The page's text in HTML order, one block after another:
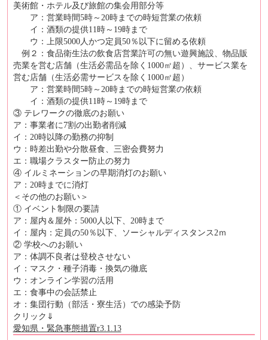
美術館・ホテル及び旅館の集会用部分等
ア：営業時間5時～20時までの時短営業の依頼
イ：酒類の提供11時～19時まで
ウ：上限5000人かつ定員50％以下に留める依頼
例２：食品衛生法の飲食店営業許可の無い遊興施設、物品販
売業を営む店舗（生活必需品を除く1000㎡超）、サービス業を
営む店舗（生活必需サービスを除く1000㎡超）
ア：営業時間5時～20時までの時短営業の依頼
イ：酒類の提供11時～19時まで
③ テレワークの徹底のお願い
ア：事業者に7割の出勤者削減
イ：20時以降の勤務の抑制
ウ：時差出勤や分散昼食、三密会費努力
エ：職場クラスター防止の努力
④ イルミネーションの早期消灯のお願い
ア：20時までに消灯
＜その他のお願い＞
① イベント制限の要請
ア：屋内＆屋外：5000人以下、20時まで
イ：屋内：定員の50％以下、ソーシャルディスタンス2ｍ
② 学校へのお願い
ア：体調不良者は登校させない
イ：マスク・種子消毒・換気の徹底
ウ：オンライン学習の活用
エ：食事中の会話禁止
オ：集団行動（部活・寮生活）での感染予防
クリック⇓
愛知県・緊急事態措置r3.1.13